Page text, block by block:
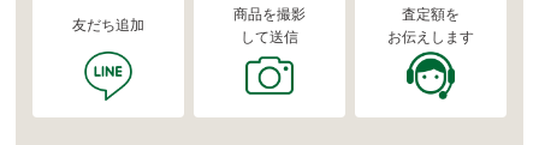
友だち追加
商品を撮影
して送信
査定額を
お伝えします